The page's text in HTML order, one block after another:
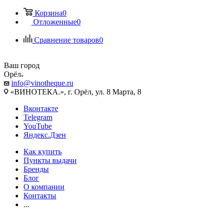
Корзина0
Отложенные0
Сравнение товаров0
Ваш город
Орёл
info@vinotheque.ru
«ВИНОТЕКА.», г. Орёл, ул. 8 Марта, 8
Вконтакте
Telegram
YouTube
Яндекс.Дзен
Как купить
Пункты выдачи
Бренды
Блог
О компании
Контакты
...